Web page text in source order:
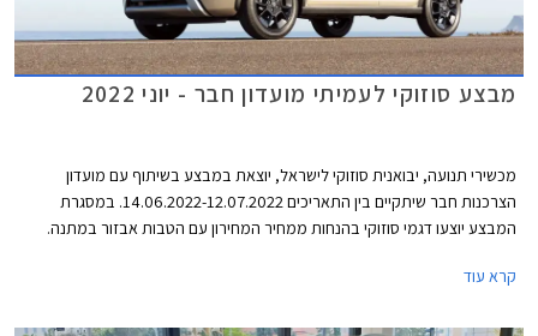
מבצע סוזוקי לעמיתי מועדון חבר - יוני 2022
מכשירי תנועה, יבואנית סוזוקי לישראל, יוצאת במבצע בשיתוף עם מועדון
הצרכנות חבר שיתקיים בין התאריכים 14.06.2022-12.07.2022. במסגרת
המבצע יוצעו דגמי סוזוקי בהנחות ממחיר המחירון עם הטבות אבזור במתנה.
קרא עוד